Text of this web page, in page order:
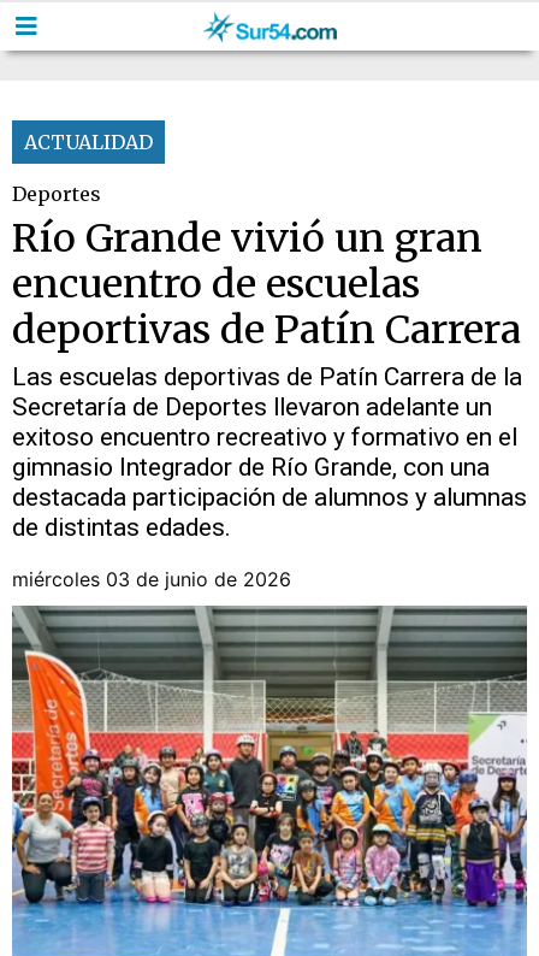
ACTUALIDAD
Deportes
Río Grande vivió un gran
encuentro de escuelas
deportivas de Patín Carrera
Las escuelas deportivas de Patín Carrera de la
Secretaría de Deportes llevaron adelante un
exitoso encuentro recreativo y formativo en el
gimnasio Integrador de Río Grande, con una
destacada participación de alumnos y alumnas
de distintas edades.
miércoles 03 de junio de 2026